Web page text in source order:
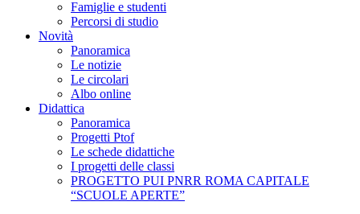
Famiglie e studenti
Percorsi di studio
Novità
Panoramica
Le notizie
Le circolari
Albo online
Didattica
Panoramica
Progetti Ptof
Le schede didattiche
I progetti delle classi
PROGETTO PUI PNRR ROMA CAPITALE
“SCUOLE APERTE”